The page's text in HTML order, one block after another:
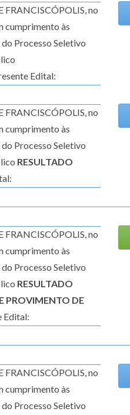
no
cumprimento às
Processo Seletivo
Edital:
no
cumprimento às
Processo Seletivo
RESULTADO
no
cumprimento às
Processo Seletivo
RESULTADO
PROVIMENTO DE
Edital:
no
cumprimento às
Processo Seletivo